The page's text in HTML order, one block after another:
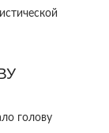
голову